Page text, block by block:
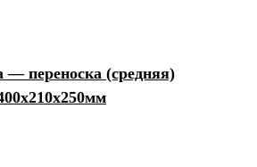
— переноска (средняя)